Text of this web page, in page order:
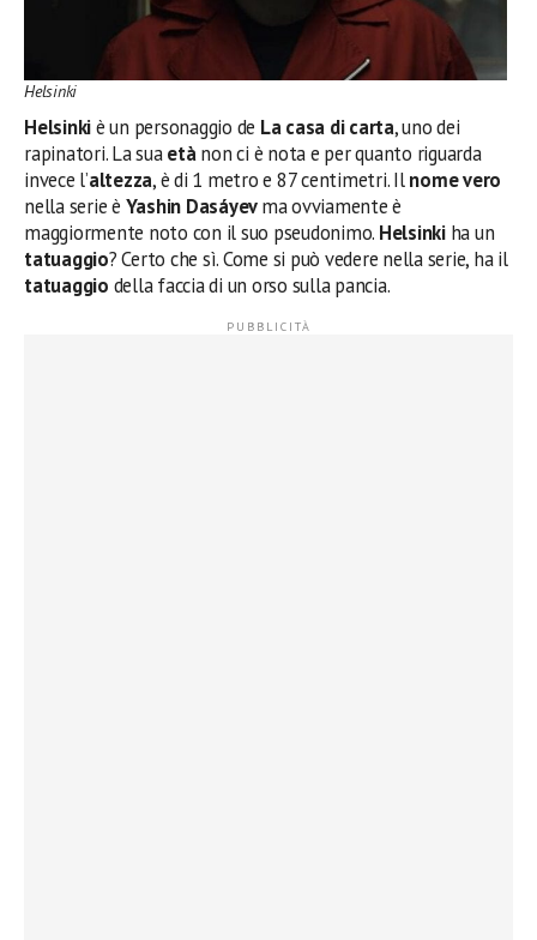
Helsinki
Helsinkiè un personaggio de La casa di carta, uno dei
rapinatori. La suaetànon ci è nota e per quanto riguarda
invece l’altezza, è di 1 metro e 87 centimetri. Ilnome vero
nella serie è Yashin Dasáyevma ovviamente è
maggiormente noto con il suo pseudonimo. Helsinki ha un
tatuaggio? Certo che sì. Come si può vedere nella serie, ha il
tatuaggio della faccia di un orso sulla pancia.